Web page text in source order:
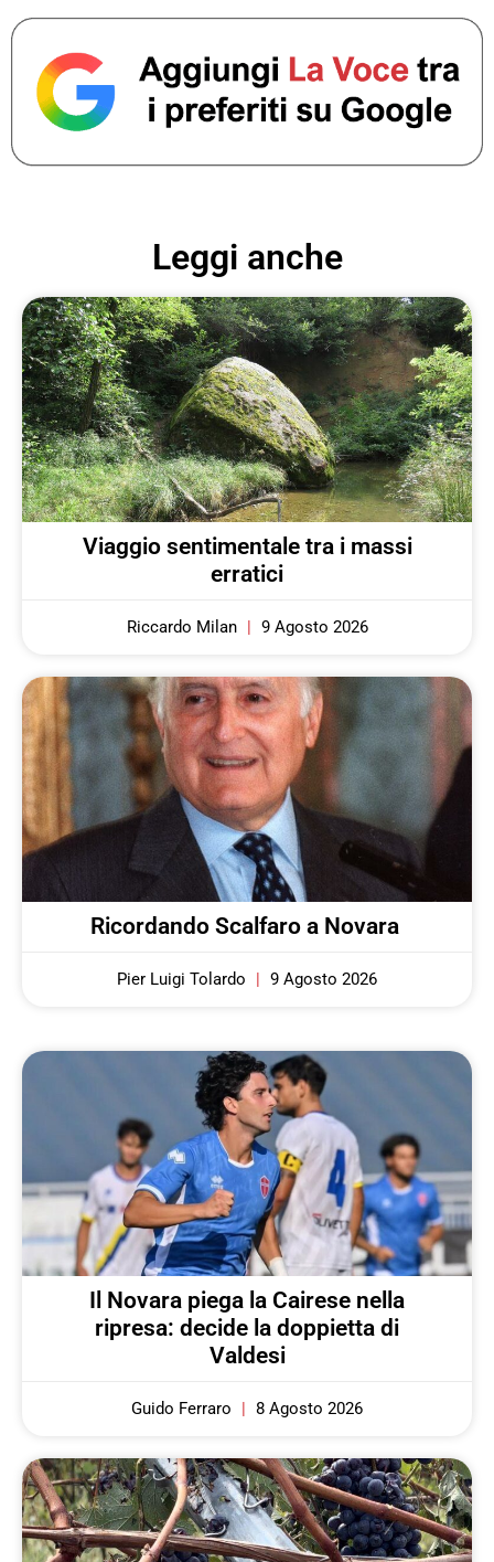
Leggi anche
Viaggio sentimentale tra i massi
erratici
Riccardo Milan 9 Agosto 2026
Ricordando Scalfaro a Novara
Pier Luigi Tolardo 9 Agosto 2026
Il Novara piega la Cairese nella
ripresa: decide la doppietta di
Valdesi
Guido Ferraro 8 Agosto 2026